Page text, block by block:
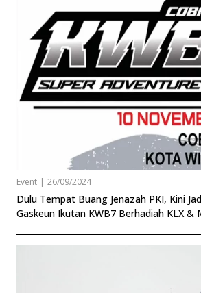
Event | 26/09/2024
Dulu Tempat Buang Jenazah PKI, Kini
Gaskeun Ikutan KWB7 Berhadiah KLX